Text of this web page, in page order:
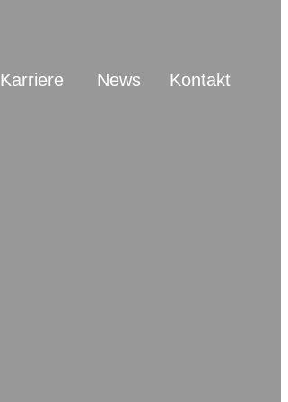
Karriere News Kontakt